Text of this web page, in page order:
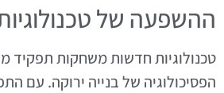
ההשפעה של
טכנולוגיות חדשות משחקות תפקיד
הפסיכולוגיה של בנייה ירוקה. עם